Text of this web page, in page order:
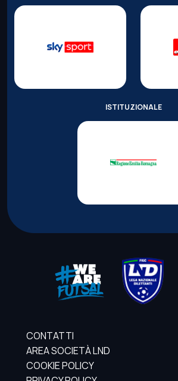
ISTITUZIONALE
CONTATTI
AREA SOCIETÀ LND
COOKIE POLICY